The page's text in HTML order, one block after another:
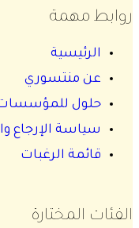
روابط مهمة
الرئيسية
عن منتسوري
حلول
سياسة الإرجاع
قائمة الرغبات
الفئات المختارة